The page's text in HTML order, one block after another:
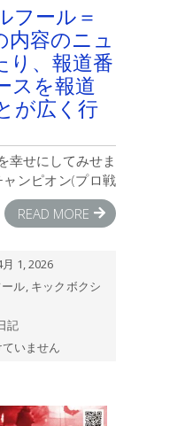
フール＝
内容のニュ
り、報道番
スを報道
が広く行
幸せにしてみせま
ンピオン(プロ戦
READ MORE
月 1, 2026
ル キックボクシ
記
いません